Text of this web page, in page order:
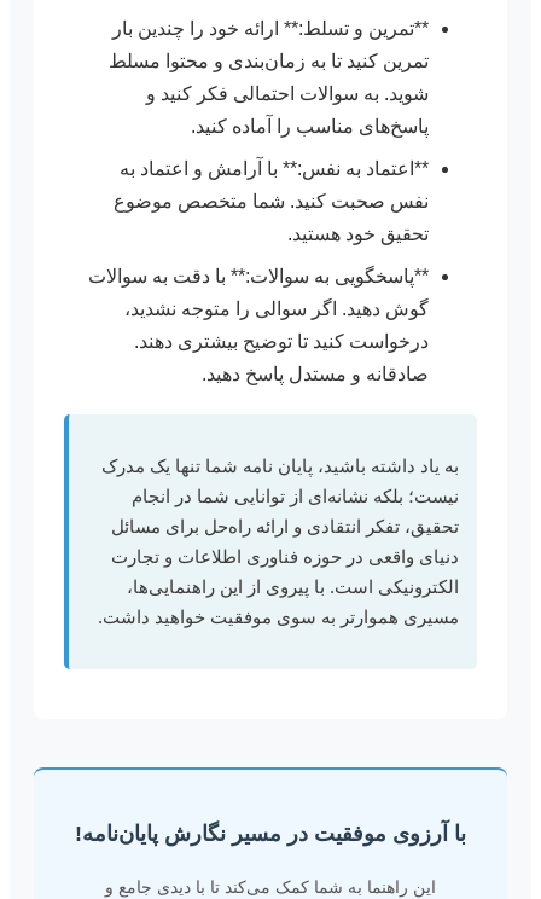
**تمرین و تسلط:** ارائه خود را چندین بار
تمرین کنید تا به زمان‌بندی و محتوا مسلط
شوید. به سوالات احتمالی فکر کنید و
پاسخ‌های مناسب را آماده کنید.
**اعتماد به نفس:** با آرامش و اعتماد به
نفس صحبت کنید. شما متخصص موضوع
تحقیق خود هستید.
**پاسخگویی به سوالات:** با دقت به سوالات
گوش دهید. اگر سوالی را متوجه نشدید،
درخواست کنید تا توضیح بیشتری دهند.
صادقانه و مستدل پاسخ دهید.
به یاد داشته باشید، پایان نامه شما تنها یک مدرک
نیست؛ بلکه نشانه‌ای از توانایی شما در انجام
تحقیق، تفکر انتقادی و ارائه راه‌حل برای مسائل
دنیای واقعی در حوزه فناوری اطلاعات و تجارت
الکترونیکی است. با پیروی از این راهنمایی‌ها،
مسیری هموارتر به سوی موفقیت خواهید داشت.
با آرزوی موفقیت در مسیر نگارش پایان‌نامه!
این راهنما به شما کمک می‌کند تا با دیدی جامع و